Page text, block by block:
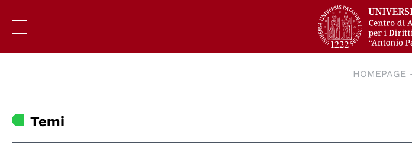
HOMEPAGE
Temi